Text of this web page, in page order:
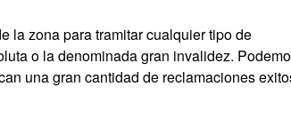
la zona para tramitar cualquier tipo de
o la denominada gran invalidez.
una gran cantidad de reclamaciones